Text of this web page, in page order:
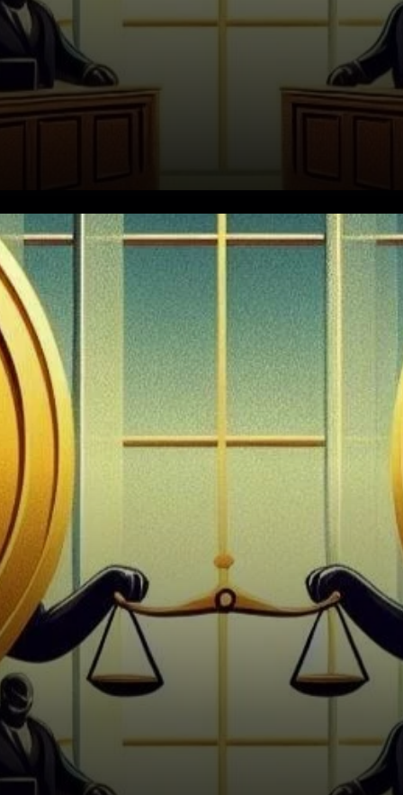
Franchissant des barrières
significatives, Ethereum a
récemment dépassé la
marque des 3 000 $, un jalon
décisif qui l’a propulsé…